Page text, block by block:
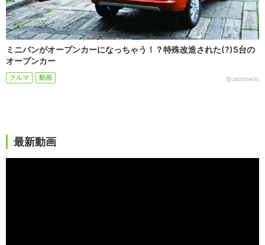
ミニバンがオープンカーになっちゃう！？特殊改造された(?)5台の
オープンカー
クルマ 動画 2020/04/10
最新動画